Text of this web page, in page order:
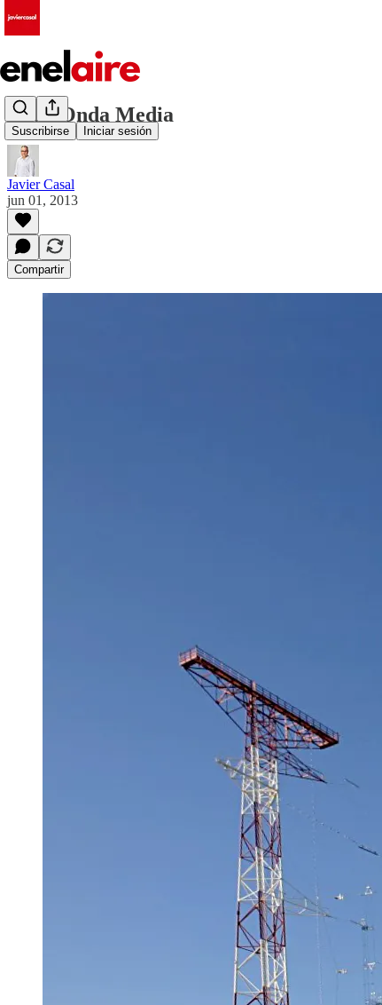
Suscribirse Iniciar sesión
Agur Onda Media
Javier Casal
jun 01, 2013
Compartir